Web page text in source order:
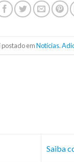
postado emNotícias.
Saiba